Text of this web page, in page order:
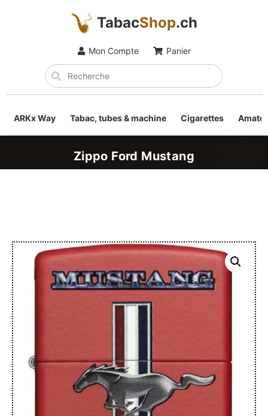
TabacShop.ch
Mon Compte Panier
ARKx Way Tabac, tubes & machine Cigarettes
Zippo Ford Mustang